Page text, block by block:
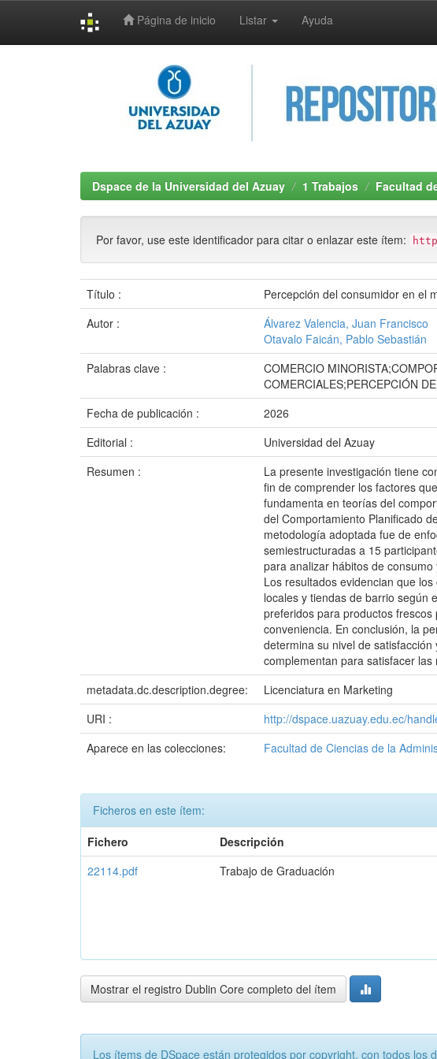
Página de inicio Listar Ayuda
Dspace de la Universidad del Azuay 1 Trabajos Facultad
Por favor, use este identificador para citar o enlazar este ítem:
Título :
Percepción del consumidor en el
Autor :
Álvarez Valencia, Juan Francisco
Otavalo Faicán, Pablo Sebastián
Palabras clave :
COMERCIO
COMERCIALES;PERCEPCIÓN
Fecha de publicación :
2026
Editorial :
Universidad del Azuay
Resumen :
La presente investigación tiene
fin de comprender los factores
fundamenta en teorías del
del Comportamiento Planificado
metodología adoptada fue de
semiestructuradas a 15
para analizar hábitos de
Los resultados evidencian que
locales y tiendas de barrio según
preferidos para productos
conveniencia. En conclusión, la
determina su nivel de
complementan para satisfacer
metadata.dc.description.degree:
Licenciatura en Marketing
URI :
http://dspace.uazuay.edu.ec/
Aparece en las colecciones:
Facultad de Ciencias de la
Ficheros en este ítem:
Fichero
Descripción
22114.pdf
Trabajo de Graduación
Mostrar el registro Dublin Core completo del ítem
Los ítems de DSpace están protegidos por copyright, con todos